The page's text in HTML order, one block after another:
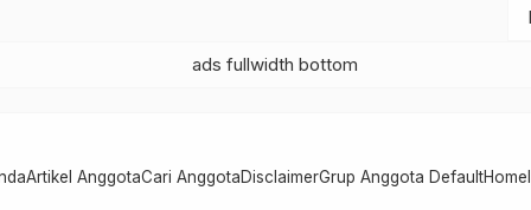
Artikel AnggotaCari AnggotaDisclaimerGrup Anggota DefaultHome